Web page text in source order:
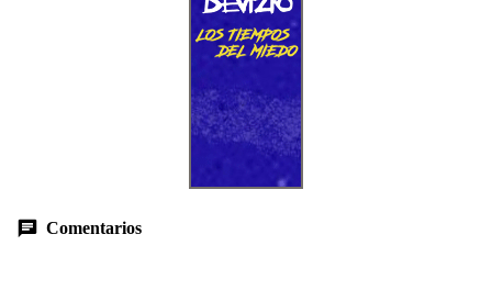
Comentarios